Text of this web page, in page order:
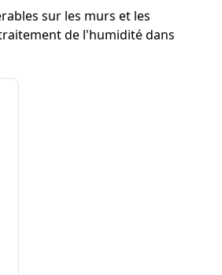
sur les murs et les
de l'humidité dans